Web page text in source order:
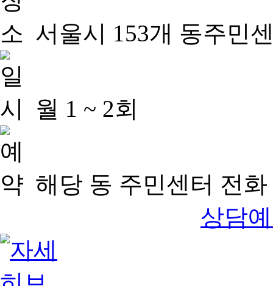
서울시 153개 동주민
월 1 ~ 2회
해당 동 주민센터 전
상담